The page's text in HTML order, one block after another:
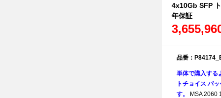
4x10Gb SFP
年保証
品番：
単体で購入する
トチョイス パ
す。
MSA 2060